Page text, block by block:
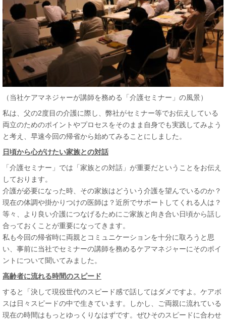
（当社ケアマネジャーが講師を務める「介護セミナー」の風景）
私は、父の2度目の介護に際し、弊社がセミナー等でお伝えしている
両立のためのポイントやプロセスをそのまま自身でも実践してみよう
と考え、早速今回の帰省から始めてみることにしました。
日頃から心がけたい家族との対話
「介護セミナー」では「家族との対話」が重要だということをお伝え
しております。
介護が必要になった時、その家族はどういう介護を望んでいるのか？
現在の体調や掛かりつけの医師は？近所でサポートしてくれる人は？
等々、より良い介護につなげるためにご家族と向き合い日頃から話し
合っておくことが重要になってきます。
私も今回の帰省時に両親とコミュニケーションを十分に取ろうと思
い、事前に当社でセミナーの講師を務めるケアマネジャーにそのポイ
ントについて聞いてみました。
高齢者に流れる時間のスピード
すると「決して現役世代のスピード感で話してはダメですよ。ケアボ
スは日々スピードの中で生きています。しかし、ご両親に流れている
現在の時間はもっとゆっくりなはずです。ぜひそのスピードに合わせ